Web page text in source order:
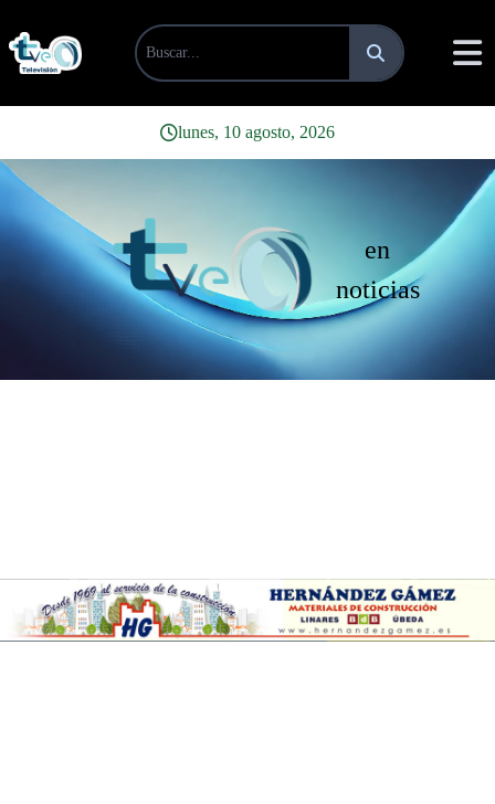
lunes, 10 agosto, 2026
en
noticias